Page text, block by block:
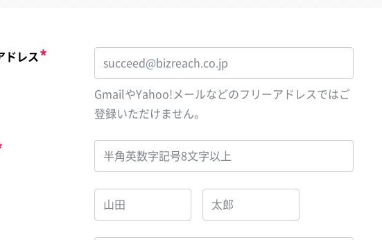
ドレス
GmailやYahoo!メールなどのフリーアドレスではご
登録いただけません。